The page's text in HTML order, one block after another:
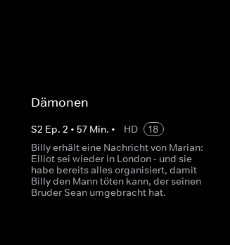
Dämonen
S2 Ep.2 • 57 Min. • HD
18
Billy erhält eine Nachricht von Marian:
Elliot sei wieder in London - und sie
habe bereits alles organisiert, damit
Billy den Mann töten kann, der seinen
Bruder Sean umgebracht hat.